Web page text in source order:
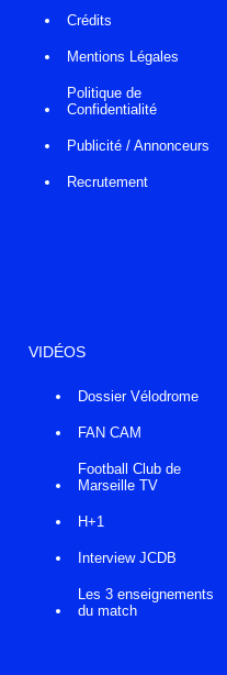
Crédits
Mentions Légales
Politique de
Confidentialité
Publicité / Annonceurs
Recrutement
VIDÉOS
Dossier Vélodrome
FAN CAM
Football Club de
Marseille TV
H+1
Interview JCDB
Les 3 enseignements
du match